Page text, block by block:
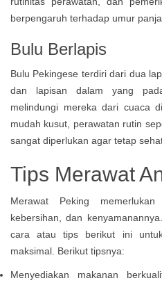
berpengaruh terhadap umur
Bulu Berlapis
Bulu Pekingese terdiri dari dua
dan lapisan dalam yang
melindungi mereka dari cuaca
mudah kusut, perawatan rutin
sangat diperlukan agar tetap
Tips Merawat
Merawat Peking
kebersihan, dan
cara atau tips berikut ini
maksimal. Berikut tipsnya:
Menyediakan makanan